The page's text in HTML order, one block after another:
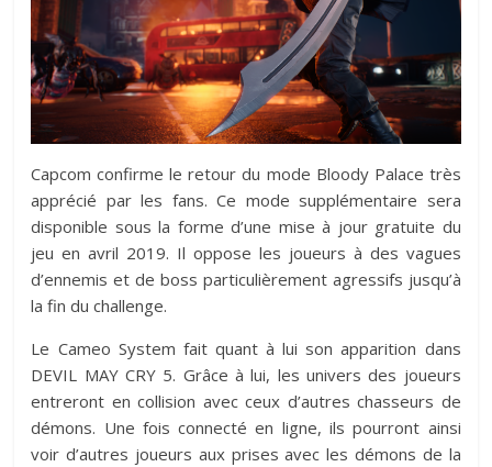
Capcom confirme le retour du mode Bloody Palace très
apprécié par les fans. Ce mode supplémentaire sera
disponible sous la forme d’une mise à jour gratuite du
jeu en avril 2019. Il oppose les joueurs à des vagues
d’ennemis et de boss particulièrement agressifs jusqu’à
la fin du challenge.
Le Cameo System fait quant à lui son apparition dans
DEVIL MAY CRY 5. Grâce à lui, les univers des joueurs
entreront en collision avec ceux d’autres chasseurs de
démons. Une fois connecté en ligne, ils pourront ainsi
voir d’autres joueurs aux prises avec les démons de la